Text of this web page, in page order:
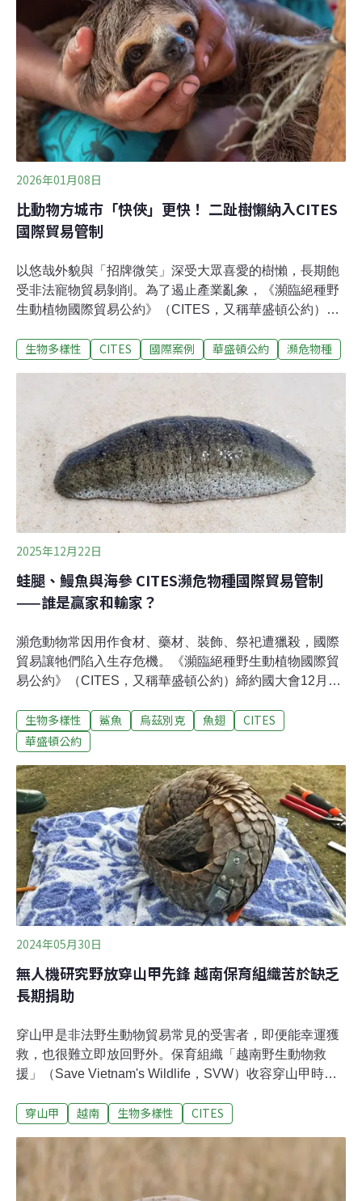
裡擁有歐洲最大、從未被開墾過的原始草原，佔地超過3.3
萬公頃，超過2500種植物和2200種動物在此棲息，其中
300多種更是烏克蘭官方認定的瀕危物種，受法律保護。
2026年01月08日
比動物方城市「快俠」更快！ 二趾樹懶納入CITES
國際貿易管制
以悠哉外貌與「招牌微笑」深受大眾喜愛的樹懶，長期飽
受非法寵物貿易剝削。為了遏止產業亂象，《瀕臨絕種野
生動植物國際貿易公約》（CITES，又稱華盛頓公約）於
懶納入管制，未來相關國際貿易將面臨更嚴格的規範。觀
須提出科學研究，證明貿易不會危及該物種的野外族群和
保育狀況。此次納入CITES附錄二「有效管制」的物種，
包括原生於亞馬遜地區的二趾樹懶（Choloepus
didactylus），以及分布於亞馬遜南部與中美洲部分地區的
霍氏二趾樹懶（Choloepus hoffmanni）。專家指出，二趾
樹懶行動較三趾樹懶[1]迅速，也更具攻擊性。
生物多樣性 CITES 國際案例 華盛頓公約 瀕危物種
2025年12月22日
蛙腿、鰻魚與海參 CITES瀕危物種國際貿易管制
——誰是贏家和輸家？
瀕危動物常因用作食材、藥材、裝飾、祭祀遭獵殺，國際
貿易讓牠們陷入生存危機。《瀕臨絕種野生動植物國際貿
易公約》（CITES，又稱華盛頓公約）締約國大會12月於
護。CITES以國際合作管制全球逾4萬種動植物貿易，至
今成立50年，有185個締約國。本屆大會寫下歷史新頁，
物得以喘息，然而，鰻魚與海參依舊是龐大經濟利益下的
犧牲品。贏家一：鯊魚與鬼蝠魟鯊魚因魚翅、鰓板（gill
plates）與肝油，長年過度捕撈，本屆大會將多達74種鯊
魚與蝠魟納入加強保護，保育人士稱這是「 鯊魚保育上的
歷史性勝利 」。大會通過將長鰭真鯊（Carcharhinus
longimanus）、鯨鯊（Rhincodon typus）及所有鬼蝠魟
類（family Mobulidae）魟魚等從受「有效管制」的附錄
二名單，升級至「
生物多樣性 鯊魚 烏茲別克 魚翅
CITES
華盛頓公約
2024年05月30日
無人機研究野放穿山甲先鋒 越南保育組織苦於缺乏
長期捐助
穿山甲是非法野生動物貿易常見的受害者，即便能幸運獲
救，也很難立即放回野外。保育組織「越南野生動物救
援」（Save Vietnam's Wildlife，SVW）收容穿山甲時，
行為與健康狀態、確保能適應野外生活後，才讓牠們回歸
穿山甲是夜行性動物，生性害羞，居住在茂密的森林裡，
穿山甲 越南 生物多樣性 CITES